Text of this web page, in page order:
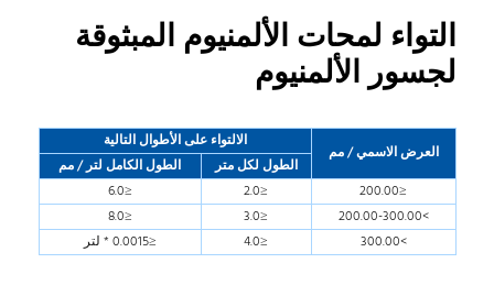
التواء لمحات الألمنيوم المبثوقة
لجسور الألمنيوم
العرض الاسمي / مم
الالتواء على الأطوال التالية
الطول لكل متر
الطول الكامل لتر / مم
≤200.00
≤2.0
≤6.0
>200.00-300.00
≤3.0
≤8.0
>300.00
≤4.0 ≤0.0015 * لتر